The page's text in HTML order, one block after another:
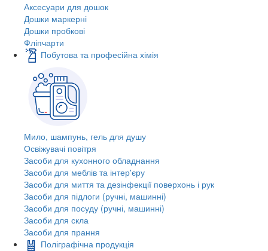
Аксесуари для дошок
Дошки маркерні
Дошки пробкові
Фліпчарти
Побутова та професійна хімія
Мило, шампунь, гель для душу
Освіжувачі повітря
Засоби для кухонного обладнання
Засоби для меблів та інтер'єру
Засоби для миття та дезінфекції поверхонь і рук
Засоби для підлоги (ручні, машинні)
Засоби для посуду (ручні, машинні)
Засоби для скла
Засоби для прання
Поліграфічна продукція